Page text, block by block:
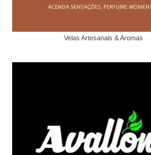
Velas Artesanais & Aromas